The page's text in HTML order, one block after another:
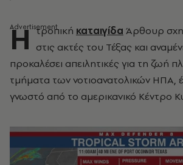
Η τροπική καταιγίδα Άρθουρ
στις ακτές του Τέξας και
προκαλέσει απειλητικές για τη ζωή
τμήματα των νοτιοανατολικών ΗΠΑ,
γνωστό από το αμερικανικό Κέντρο